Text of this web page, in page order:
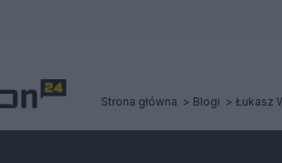
Strona główna Blogi Łukasz